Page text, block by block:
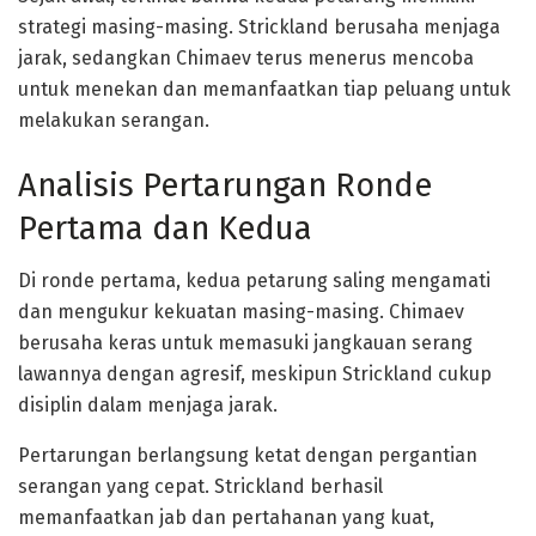
strategi masing-masing. Strickland berusaha menjaga
jarak, sedangkan Chimaev terus menerus mencoba
untuk menekan dan memanfaatkan tiap peluang untuk
melakukan serangan.
Analisis Pertarungan Ronde
Pertama dan Kedua
Di ronde pertama, kedua petarung saling mengamati
dan mengukur kekuatan masing-masing. Chimaev
berusaha keras untuk memasuki jangkauan serang
lawannya dengan agresif, meskipun Strickland cukup
disiplin dalam menjaga jarak.
Pertarungan berlangsung ketat dengan pergantian
serangan yang cepat. Strickland berhasil
memanfaatkan jab dan pertahanan yang kuat,